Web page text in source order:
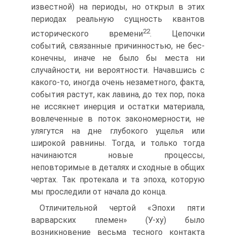
известной) на периоды, но открыл в этих
периодах реальную сущность квантов
исторического време­ни22. Цепочки
событий, связанные причинностью, не бес­
конечны, иначе не было бы места ни
случайности, ни веро­ятности. Начавшись с
какого-то, иногда очень незаметного, факта,
события растут, как лавина, до тех пор, пока
не ис­сякнет инерция и остатки материала,
вовлеченные в поток закономерности, не
улягутся на дне глубокого ущелья или
широкой равнины. Тогда, и только тогда
начинаются новые процессы,
неповторимые в деталях и сходные в общих
чер­тах. Так протекала и та эпоха, которую
мы проследили от начала до конца.
Отличительной чертой «Эпохи пяти
варварских племен» (У-ху) было
возникновение весьма тесного контакта